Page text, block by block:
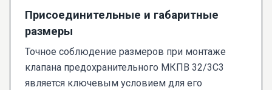
Присоединительные и габаритные
размеры
Точное соблюдение размеров при монтаже
клапана предохранительного МКПВ 32/3С3
является ключевым условием для его